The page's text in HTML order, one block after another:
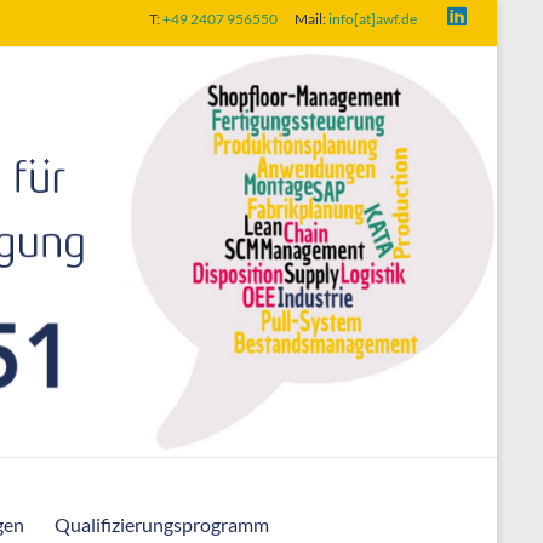
T:+49 2407 956550 Mail:info[at]awf.de
Qualifizierungsprogramm